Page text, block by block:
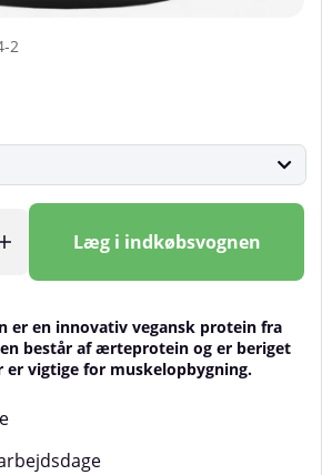
2
Læg i indkøbsvognen
er en innovativ vegansk protein fra
består af ærteprotein og er beriget
er vigtige for muskelopbygning.